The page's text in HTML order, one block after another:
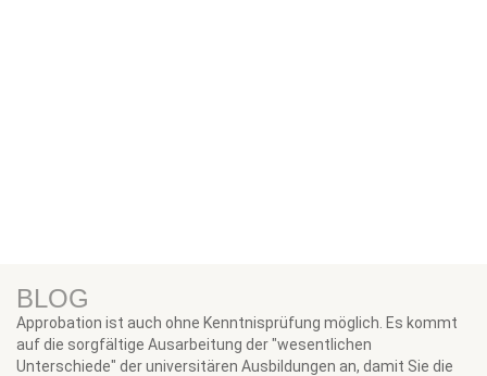
BLOG
Approbation ist auch ohne Kenntnisprüfung möglich. Es kommt
auf die sorgfältige Ausarbeitung der "wesentlichen
Unterschiede" der universitären Ausbildungen an, damit Sie die